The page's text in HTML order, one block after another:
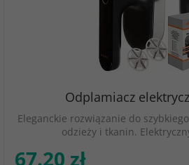
Odplamiacz
Eleganckie rozwiązanie do
odzieży i tkanin.
67.20 zł